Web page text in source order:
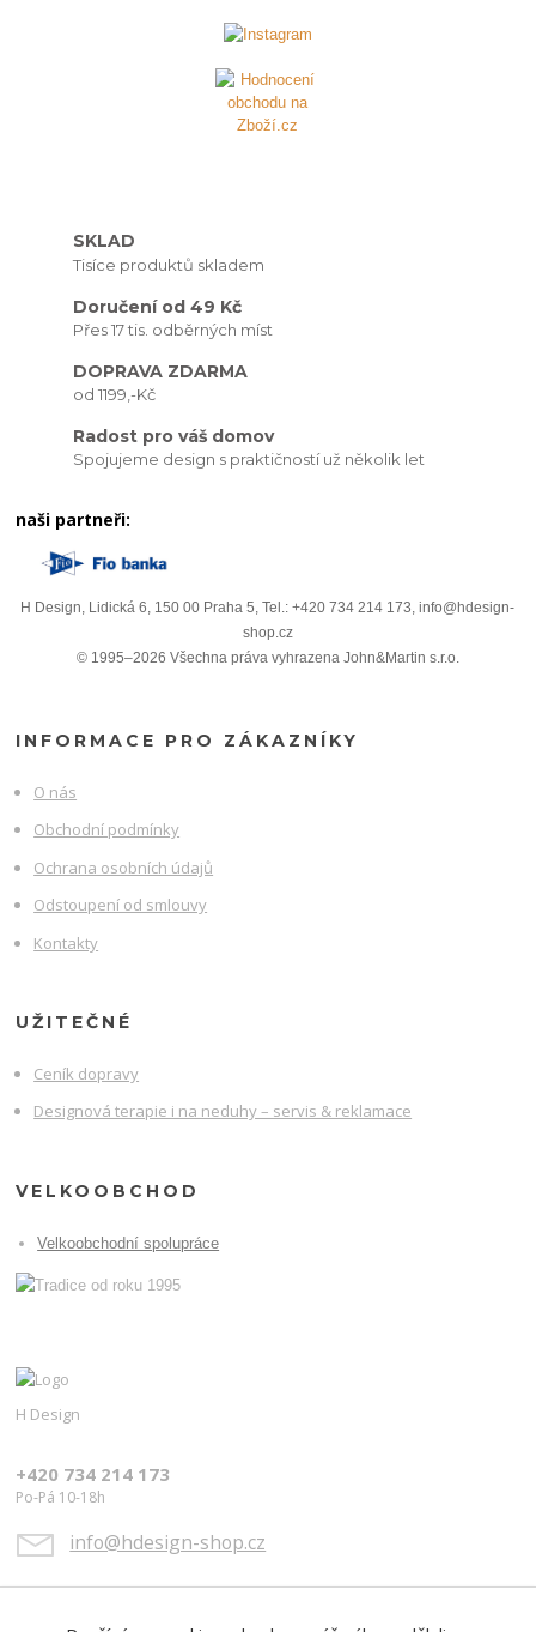
SKLAD
Tisíce produktů skladem
Doručení od 49 Kč
Přes 17 tis. odběrných míst
DOPRAVA ZDARMA
od 1199,-Kč
Radost pro váš domov
Spojujeme design s praktičností už několik let
naši partneři:
H Design, Lidická 6, 150 00 Praha 5, Tel.: +420 734 214 173, info@hdesign-
shop.cz
© 1995–2026 Všechna práva vyhrazena John&Martin s.r.o.
INFORMACE PRO ZÁKAZNÍKY
O nás
Obchodní podmínky
Ochrana osobních údajů
Odstoupení od smlouvy
Kontakty
UŽITEČNÉ
Ceník dopravy
Designová terapie i na neduhy – servis & reklamace
VELKOOBCHOD
Velkoobchodní spolupráce
H Design
+420 734 214 173
Po-Pá 10-18h
info@hdesign-shop.cz